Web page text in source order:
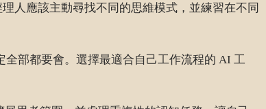
人應該主動尋找不同的思維模式，並練習在不同
全部都要會。選擇最適合自己工作流程的 AI 工